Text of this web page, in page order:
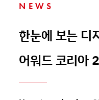
NEWS
한눈에 보는 디
어워드 코리아